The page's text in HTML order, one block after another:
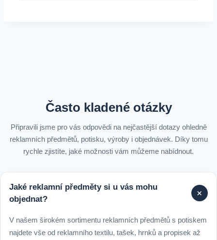
Často kladené otázky
Připravili jsme pro vás odpovědi na nejčastější dotazy ohledně
reklamních předmětů, potisku, výroby i objednávek. Díky tomu
rychle zjistíte, jaké možnosti vám můžeme nabídnout.
Jaké reklamní předměty si u vás mohu
objednat?
+
V našem širokém sortimentu reklamních předmětů s potiskem
najdete vše od reklamního textilu, tašek, hrnků a propisek až